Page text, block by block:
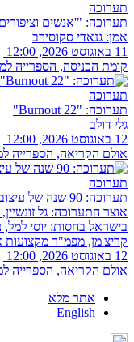
תערוכה
תערוכה: "'אנשים
אמן: גנאדי סקוסירב
11 באוגוסט 2026, 12:00
קומת הכניסה, הספרייה
תערוכה
תערוכה: "Burnout 22"
גלי דולב
12 באוגוסט 2026, 12:00
אולם הקריאה, הספרייה
תערוכה
תערוכה: 90 שנה של עיצוב — עבר, הווה ועתיד
אוצר התערוכה: גל
בישראל בחסות: יוסי
קריצ'מן, מפמ"ר מקצועות
12 באוגוסט 2026, 12:00
אולם הקריאה, הספרייה
אתר מלא
English